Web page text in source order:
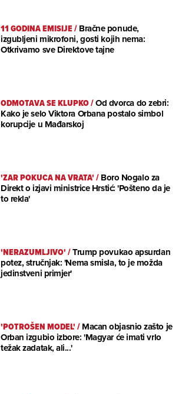
11 GODINA EMISIJE/Bračne ponude,
izgubljeni mikrofoni, gosti kojih nema:
Otkrivamo sve Direktove tajne
ODMOTAVA SE KLUPKO/Od dvorca do zebri:
Kako je selo Viktora Orbana postalo simbol
korupcije u Mađarskoj
'ZAR POKUCA NA VRATA'/Boro Nogalo za
Direkt o izjavi ministrice Hrstić: 'Pošteno da je
to rekla'
'NERAZUMLJIVO'/Trump povukao apsurdan
potez, stručnjak: 'Nema smisla, to je možda
jedinstveni primjer'
'POTROŠEN MODEL'/Macan objasnio zašto je
Orban izgubio izbore: 'Magyar će imati vrlo
težak zadatak, ali...'